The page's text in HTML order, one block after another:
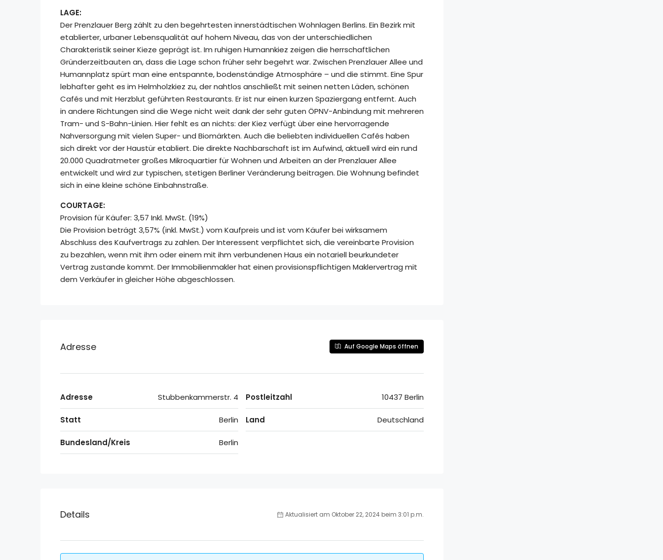
LAGE:
Der Prenzlauer Berg zählt zu den begehrtesten innerstädtischen Wohnlagen Berlins. Ein Bezirk mit
etablierter, urbaner Lebensqualität auf hohem Niveau, das von der unterschiedlichen
Charakteristik seiner Kieze geprägt ist. Im ruhigen Humannkiez zeigen die herrschaftlichen
Gründerzeitbauten an, dass die Lage schon früher sehr begehrt war. Zwischen Prenzlauer Allee und
Humannplatz spürt man eine entspannte, bodenständige Atmosphäre – und die stimmt. Eine Spur
lebhafter geht es im Helmholzkiez zu, der nahtlos anschließt mit seinen netten Läden, schönen
Cafés und mit Herzblut geführten Restaurants. Er ist nur einen kurzen Spaziergang entfernt. Auch
in andere Richtungen sind die Wege nicht weit dank der sehr guten ÖPNV-Anbindung mit mehreren
Tram- und S-Bahn-Linien. Hier fehlt es an nichts: der Kiez verfügt über eine hervorragende
Nahversorgung mit vielen Super- und Biomärkten. Auch die beliebten individuellen Cafés haben
sich direkt vor der Haustür etabliert. Die direkte Nachbarschaft ist im Aufwind, aktuell wird ein rund
20.000 Quadratmeter großes Mikroquartier für Wohnen und Arbeiten an der Prenzlauer Allee
entwickelt und wird zur typischen, stetigen Berliner Veränderung beitragen. Die Wohnung befindet
sich in eine kleine schöne Einbahnstraße.
COURTAGE:
Provision für Käufer: 3,57 Inkl. MwSt. (19%)
Die Provision beträgt 3,57% (inkl. MwSt.) vom Kaufpreis und ist vom Käufer bei wirksamem
Abschluss des Kaufvertrags zu zahlen. Der Interessent verpflichtet sich, die vereinbarte Provision
zu bezahlen, wenn mit ihm oder einem mit ihm verbundenen Haus ein notariell beurkundeter
Vertrag zustande kommt. Der Immobilienmakler hat einen provisionspflichtigen Maklervertrag mit
dem Verkäufer in gleicher Höhe abgeschlossen.
Adresse Auf Google Maps öffnen
Adresse Stubbenkammerstr. 4
Statt Berlin
Bundesland/Kreis Berlin
Postleitzahl 10437 Berlin
Land Deutschland
Details Aktualisiert am Oktober 22, 2024 beim 3:01 p.m.